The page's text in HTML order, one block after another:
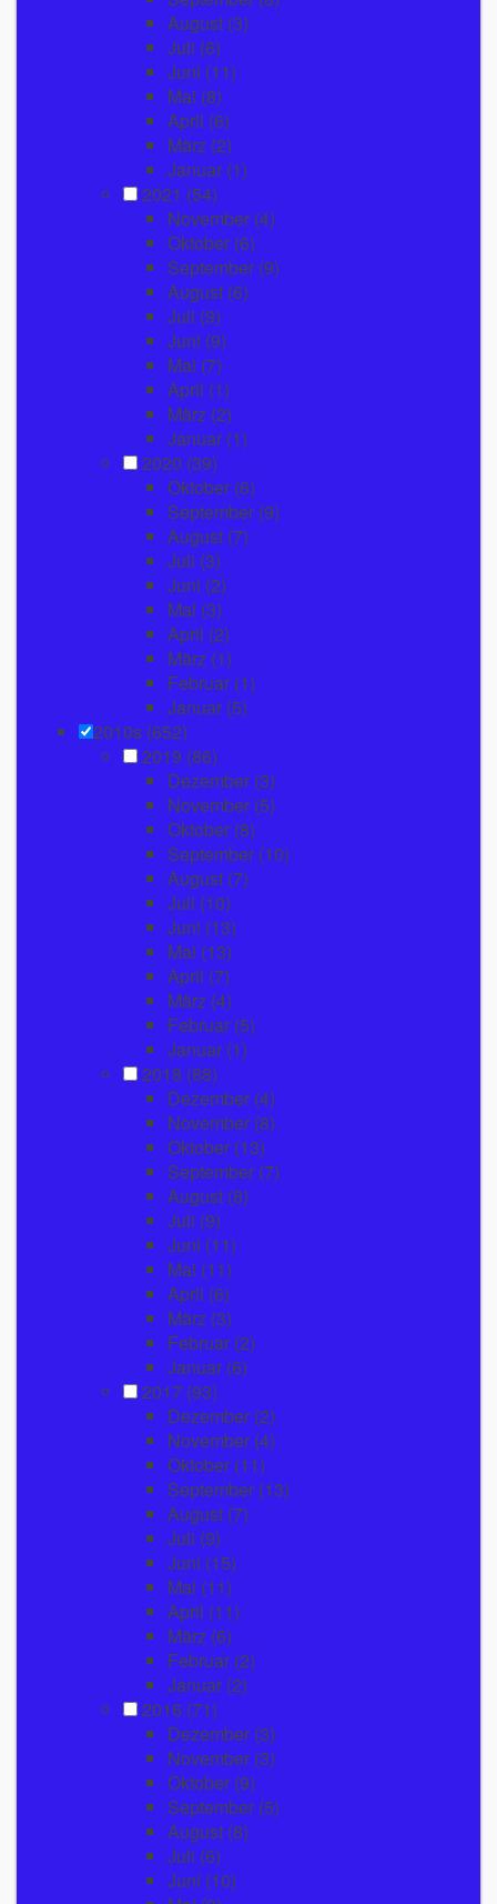
August (3)
Juli (6)
Juni (11)
Mai (8)
April (6)
März (2)
Januar (1)
2021 (54)
November (4)
Oktober (6)
September (9)
August (6)
Juli (9)
Juni (9)
Mai (7)
April (1)
März (2)
Januar (1)
2020 (39)
Oktober (6)
September (9)
August (7)
Juli (3)
Juni (2)
Mai (3)
April (2)
März (1)
Februar (1)
Januar (5)
2010s (652)
2019 (86)
Dezember (3)
November (5)
Oktober (8)
September (10)
August (7)
Juli (10)
Juni (13)
Mai (13)
April (7)
März (4)
Februar (5)
Januar (1)
2018 (88)
Dezember (4)
November (8)
Oktober (13)
September (7)
August (8)
Juli (9)
Juni (11)
Mai (11)
April (6)
März (3)
Februar (2)
Januar (6)
2017 (93)
Dezember (2)
November (4)
Oktober (11)
September (13)
August (7)
Juli (9)
Juni (15)
Mai (11)
April (11)
März (6)
Februar (2)
Januar (2)
2016 (71)
Dezember (3)
November (3)
Oktober (9)
September (5)
August (8)
Juli (6)
Juni (10)